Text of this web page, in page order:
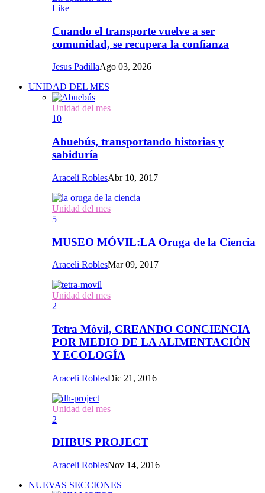
Like
Cuando el transporte vuelve a ser
comunidad, se recupera la confianza
Jesus PadillaAgo 03, 2026
UNIDAD DEL MES
Unidad del mes
10
Abuebús, transportando historias y
sabiduría
Araceli RoblesAbr 10, 2017
Unidad del mes
5
MUSEO MÓVIL:LA Oruga de la Ciencia
Araceli RoblesMar 09, 2017
Unidad del mes
2
Tetra Móvil, CREANDO CONCIENCIA
POR MEDIO DE LA ALIMENTACIÓN
Y ECOLOGÍA
Araceli RoblesDic 21, 2016
Unidad del mes
2
DHBUS PROJECT
Araceli RoblesNov 14, 2016
NUEVAS SECCIONES